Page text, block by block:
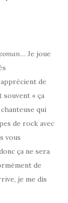
… Je joue
de
souvent « ça
qui
de rock avec
vous
ça ne sera
de
je me dis